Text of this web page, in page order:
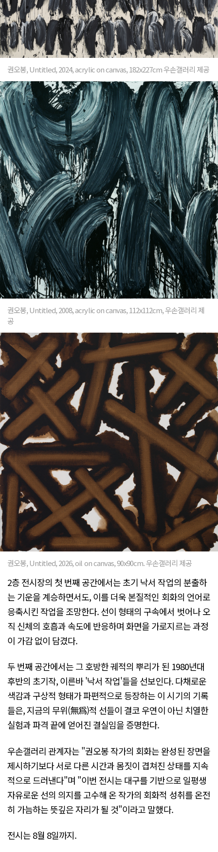
권오봉, Untitled, 2024, acrylic on canvas, 182x227cm 우손갤러리 제공
권오봉, Untitled, 2008, acrylic on canvas, 112x112cm, 우손갤러리 제
공
권오봉, Untitled, 2026, oil on canvas, 90x90cm. 우손갤러리 제공
2층 전시장의 첫 번째 공간에서는 초기 낙서 작업의 분출하
는 기운을 계승하면서도, 이를 더욱 본질적인 회화의 언어로
응축시킨 작업을 조망한다. 선이 형태의 구속에서 벗어나 오
직 신체의 호흡과 속도에 반응하며 화면을 가로지르는 과정
이 가감 없이 담겼다.
두 번째 공간에서는 그 호방한 궤적의 뿌리가 된 1980년대
후반의 초기작, 이른바 '낙서 작업'들을 선보인다. 다채로운
색감과 구상적 형태가 파편적으로 등장하는 이 시기의 기록
들은, 지금의 무위(無爲)적 선들이 결코 우연이 아닌 치열한
실험과 파격 끝에 얻어진 결실임을 증명한다.
우손갤러리 관계자는 "권오봉 작가의 회화는 완성된 장면을
제시하기보다 서로 다른 시간과 몸짓이 겹쳐진 상태를 지속
적으로 드러낸다"며 "이번 전시는 대구를 기반으로 일평생
자유로운 선의 의지를 고수해 온 작가의 회화적 성취를 온전
히 가늠하는 뜻깊은 자리가 될 것"이라고 말했다.
전시는 8월 8일까지.